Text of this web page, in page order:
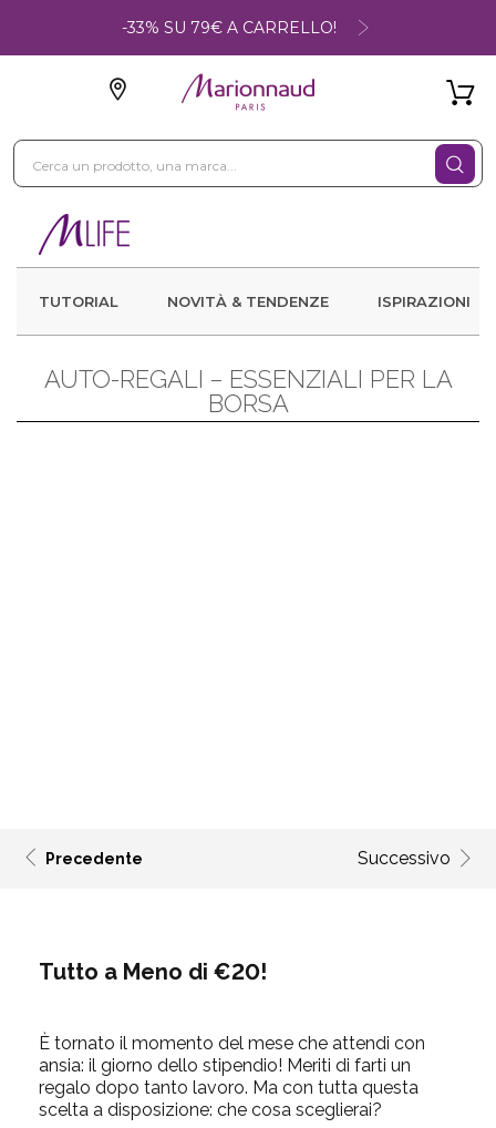
-33% SU 79€ A CARRELLO!
TUTORIAL NOVITÀ & TENDENZE ISPIRAZIONI
AUTO-REGALI – ESSENZIALI PER LA
BORSA
Precedente Successivo
Tutto a Meno di €20!
È tornato il momento del mese che attendi con
ansia: il giorno dello stipendio! Meriti di farti un
regalo dopo tanto lavoro. Ma con tutta questa
scelta a disposizione: che cosa sceglierai?